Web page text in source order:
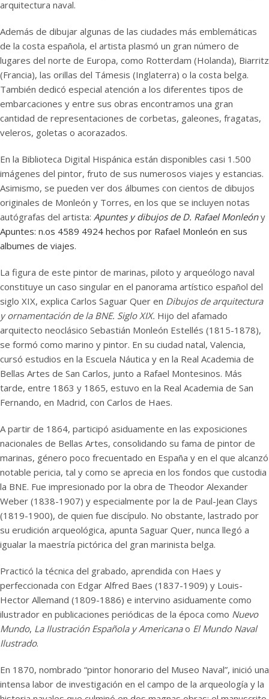
arquitectura naval.
Además de dibujar algunas de las ciudades más emblemáticas
de la costa española, el artista plasmó un gran número de
lugares del norte de Europa, como Rotterdam (Holanda), Biarritz
(Francia), las orillas del Támesis (Inglaterra) o la costa belga.
También dedicó especial atención a los diferentes tipos de
embarcaciones y entre sus obras encontramos una gran
cantidad de representaciones de corbetas, galeones, fragatas,
veleros, goletas o acorazados.
En la Biblioteca Digital Hispánica están disponibles casi 1.500
imágenes del pintor, fruto de sus numerosos viajes y estancias.
Asimismo, se pueden ver dos álbumes con cientos de dibujos
originales de Monleón y Torres, en los que se incluyen notas
autógrafas del artista: Apuntes y dibujos de D. Rafael Monleóny
Apuntes: n.os 4589 4924 hechos por Rafael Monleón en sus
albumes de viajes.
La figura de este pintor de marinas, piloto y arqueólogo naval
constituye un caso singular en el panorama artístico español del
siglo XIX, explica Carlos Saguar Quer en Dibujos de arquitectura
y ornamentación de la BNE. Siglo XIX. Hijo del afamado
arquitecto neoclásico Sebastián Monleón Estellés (1815-1878),
se formó como marino y pintor. En su ciudad natal, Valencia,
cursó estudios en la Escuela Náutica y en la Real Academia de
Bellas Artes de San Carlos, junto a Rafael Montesinos. Más
tarde, entre 1863 y 1865, estuvo en la Real Academia de San
Fernando, en Madrid, con Carlos de Haes.
A partir de 1864, participó asiduamente en las exposiciones
nacionales de Bellas Artes, consolidando su fama de pintor de
marinas, género poco frecuentado en España y en el que alcanzó
notable pericia, tal y como se aprecia en los fondos que custodia
la BNE. Fue impresionado por la obra de Theodor Alexander
Weber (1838-1907) y especialmente por la de Paul-Jean Clays
(1819-1900), de quien fue discípulo. No obstante, lastrado por
su erudición arqueológica, apunta Saguar Quer, nunca llegó a
igualar la maestría pictórica del gran marinista belga.
Practicó la técnica del grabado, aprendida con Haes y
perfeccionada con Edgar Alfred Baes (1837-1909) y Louis-
Hector Allemand (1809-1886) e intervino asiduamente como
ilustrador en publicaciones periódicas de la época como Nuevo
Mundo, La Ilustración Española y Americanao El Mundo Naval
Ilustrado.
En 1870, nombrado “pintor honorario del Museo Naval”, inició una
intensa labor de investigación en el campo de la arqueología y la